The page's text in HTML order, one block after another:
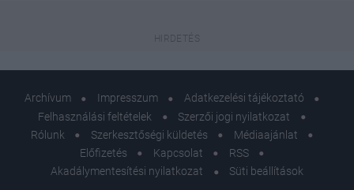
Archívum Impresszum
Adatkezelési tájékoztató
Felhasználási feltételek
Szerzői jogi nyilatkozat
Rólunk
Szerkesztőségi küldetés
Médiaajánlat
Előfizetés
Kapcsolat
RSS
Akadálymentesítési nyilatkozat
Süti beállítások